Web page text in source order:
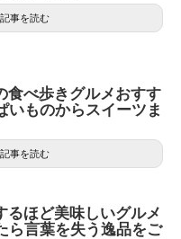
記事を読む
食べ歩きグルメおすす
いものからスイーツま
記事を読む
るほど美味しいグルメ
ら言葉を失う逸品をご